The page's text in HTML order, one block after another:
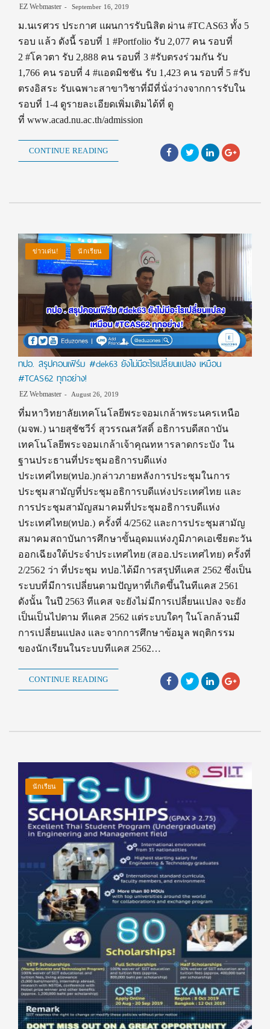
EZ Webmaster September 16, 2019
ม.นเรศวร ประกาศ แผนการรับนิสิต ผ่าน #TCAS63 ทั้ง 5
รอบ แล้ว ดังนี้ รอบที่ 1 #Portfolio รับ 2,077 คน รอบที่
2 #โควตา รับ 2,888 คน รอบที่ 3 #รับตรงร่วมกัน รับ
1,766 คน รอบที่ 4 #แอดมิชชัน รับ 1,423 คน รอบที่ 5 #รับ
ตรงอิสระ รับเฉพาะสาขาวิชาที่มีที่นั่งว่างจากการรับใน
รอบที่ 1-4 ดูรายละเอียดเพิ่มเติมได้ที่ ดู
ที่ www.acad.nu.ac.th/admission
CONTINUE READING
ข่าวเด่น! นักเรียน
ทปอ. สรุปคอนเฟิร์ม #dek63 ยังไม่มีอะไรเปลี่ยนแปลง เหมือน
#TCAS62 ทุกอย่าง!
EZ Webmaster August 26, 2019
ที่มหาวิทยาลัยเทคโนโลยีพระจอมเกล้าพระนครเหนือ
(มจพ.) นายสุชัชวีร์ สุวรรณสวัสดิ์ อธิการบดีสถาบัน
เทคโนโลยีพระจอมเกล้าเจ้าคุณทหารลาดกระบัง ใน
ฐานประธานที่ประชุมอธิการบดีแห่ง
ประเทศไทย(ทปอ.)กล่าวภายหลังการประชุมในการ
ประชุมสามัญที่ประชุมอธิการบดีแห่งประเทศไทย และ
การประชุมสามัญสมาคมที่ประชุมอธิการบดีแห่ง
ประเทศไทย(ทปอ.) ครั้งที่ 4/2562 และการประชุมสามัญ
สมาคมสถาบันการศึกษาขั้นอุดมแห่งภูมิภาคเอเชียตะวัน
ออกเฉียงใต้ประจำประเทศไทย (สออ.ประเทศไทย) ครั้งที่
2/2562 ว่า ที่ประชุม ทปอ.ได้มีการสรุปทีแคส 2562 ซึ่งเป็น
ระบบที่มีการเปลี่ยนตามปัญหาที่เกิดขึ้นในทีแคส 2561
ดังนั้น ในปี 2563 ทีแคส จะยังไม่มีการเปลี่ยนแปลง จะยัง
เป็นเป็นไปตาม ทีแคส 2562 แต่ระบบใดๆ ในโลกล้วนมี
การเปลี่ยนแปลง และจากการศึกษาข้อมูล พฤติกรรม
ของนักเรียนในระบบทีแคส 2562…
CONTINUE READING
นักเรียน